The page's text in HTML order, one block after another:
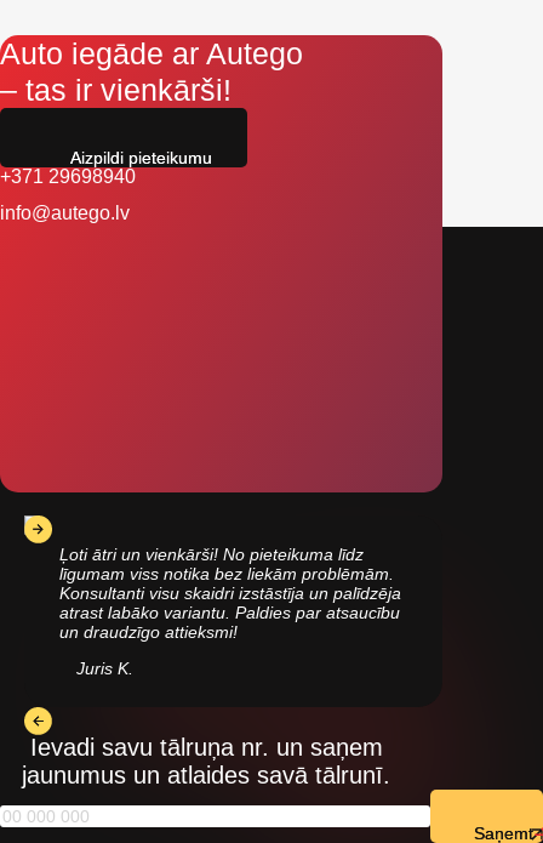
Auto iegāde ar Autego
– tas ir vienkārši!
+371 29698940
info@autego.lv
Ļoti ātri un vienkārši! No pieteikuma līdz
līgumam viss notika bez liekām problēmām.
Konsultanti visu skaidri izstāstīja un palīdzēja
atrast labāko variantu. Paldies par atsaucību
un draudzīgo attieksmi!
Juris K.
Ievadi savu tālruņa nr. un saņem
jaunumus un atlaides savā tālrunī.